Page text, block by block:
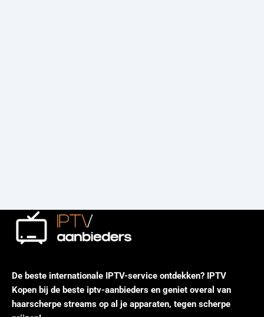
De beste internationale IPTV-service ontdekken? IPTV
Kopen bij de beste iptv-aanbieders en geniet overal van
haarscherpe streams op al je apparaten, tegen scherpe